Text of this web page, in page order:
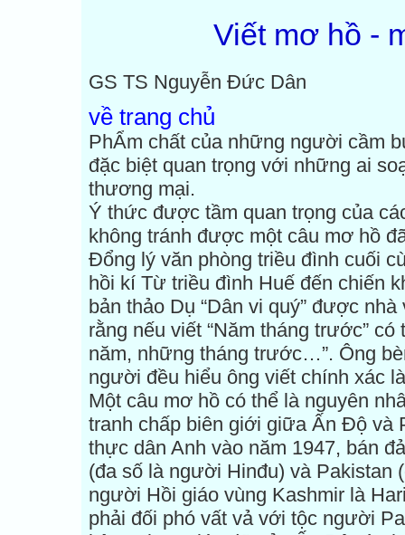
Viết mơ hồ -
GS TS Nguyễn Đức Dân
về trang chủ
PhẨm chất của những người cầm
đặc biệt quan trọng với những ai
thương mại.
Ý thức được tầm quan trọng của
không tránh được một câu mơ hồ
Đổng lý văn phòng triều đình cuối
hồi kí Từ triều đình Huế đến chiến
bản thảo Dụ “Dân vi quý” được
rằng nếu viết “Năm tháng trước”
năm, những tháng trước…”. Ông
người đều hiểu ông viết chính xác
Một câu mơ hồ có thể là nguyên
tranh chấp biên giới giữa Ấn Độ và
thực dân Anh vào năm 1947, bán
(đa số là người Hinđu) và Pakistan
người Hồi giáo vùng Kashmir là
phải đối phó vất vả với tộc người